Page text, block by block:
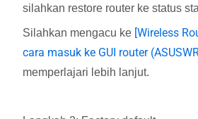
silahkan restore router ke status
Silahkan mengacu ke [Wireless
cara masuk ke GUI router
memperlajari lebih lanjut.